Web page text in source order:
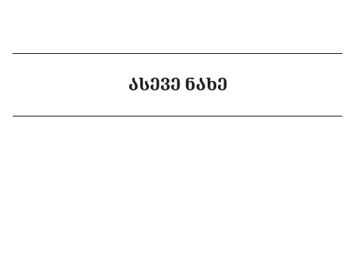
ᲐᲡᲔᲕᲔ ᲜᲐᲮᲔ